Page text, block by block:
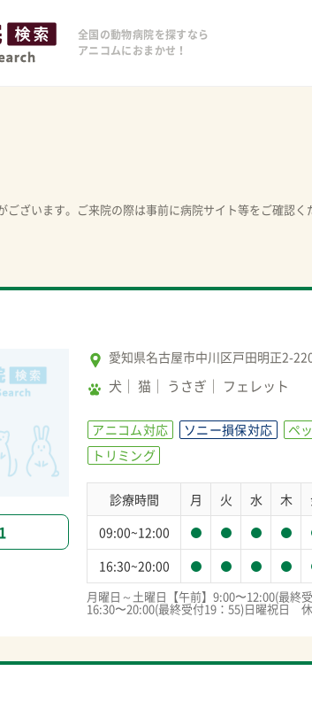
全国の動物病院を探すなら
アニコムにおまかせ！
ざいます。ご来院の際は事前に病院サイト等をご確認く
愛知県名古屋市中川区戸田明正2-
犬 猫 うさぎ フェレット
アニコム対応 ソニー損保対応
ペ
トリミング
診療時間 月 火 水 木
09:00~12:00
16:30~20:00
月曜日～土曜日【午前】9:00〜12:00(最終受
16:30〜20:00(最終受付19：55)日曜祝日　